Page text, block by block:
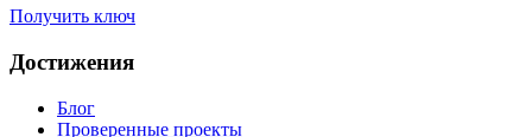
Получить ключ
Достижения
Блог
Проверенные проекты